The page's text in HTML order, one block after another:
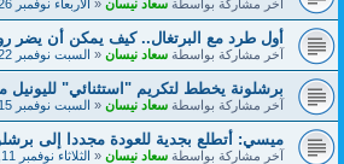
آخر مشاركة بواسطةسعاد نيسان«الأربعاء نوفمبر 26, 2025 3:49 pm
أول طرد مع البرتغال.. كيف يمكن أن يضر
آخر مشاركة بواسطةسعاد نيسان«السبت نوفمبر 22, 2025 2:38 pm
برشلونة يخطط لتكريم "استثنائي" لليونيل
آخر مشاركة بواسطةسعاد نيسان«السبت نوفمبر 15, 2025 4:10 pm
ميسي: أتطلع بجدية للعودة مجددا إلى
آخر مشاركة بواسطةسعاد نيسان«الثلاثاء نوفمبر 11, 2025 6:55 pm